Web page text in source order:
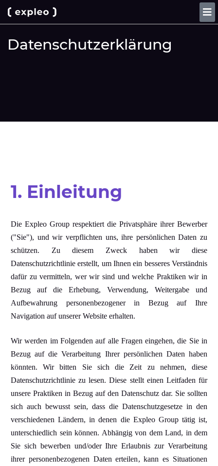
Datenschutzerklärung
1. Einleitung
Die Expleo Group respektiert die Privatsphäre ihrer Bewerber
("Sie"), und wir verpflichten uns, ihre persönlichen Daten zu
schützen. Zu diesem Zweck haben wir diese
Datenschutzrichtlinie erstellt, um Ihnen ein besseres Verständnis
dafür zu vermitteln, wer wir sind und welche Praktiken wir in
Bezug auf die Erhebung, Verwendung, Weitergabe und
Aufbewahrung personenbezogener in Bezug auf Ihre
Navigation auf unserer Website erhalten.
Wir werden im Folgenden auf alle Fragen eingehen, die Sie in
Bezug auf die Verarbeitung Ihrer persönlichen Daten haben
könnten. Wir bitten Sie sich die Zeit zu nehmen, diese
Datenschutzrichtlinie zu lesen. Diese stellt einen Leitfaden für
unsere Praktiken in Bezug auf den Datenschutz dar. Sie sollten
sich auch bewusst sein, dass die Datenschutzgesetze in den
verschiedenen Ländern, in denen die Expleo Group tätig ist,
unterschiedlich sein können. Abhängig von dem Land, in dem
Sie sich bewerben und/oder Ihre Erlaubnis zur Verarbeitung
ihrer personenbezogenen Daten erteilen, kann es Situationen